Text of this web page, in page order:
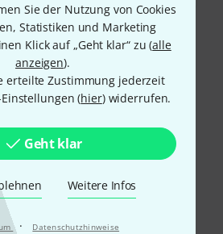
Sie der Nutzung von Cookies
Statistiken und Marketing
Klick auf „Geht klar“ zu (alle
anzeigen).
erteilte Zustimmung jederzeit
(hier) widerrufen.
Geht klar
Weitere Infos
· Datenschutzhinweise
und sicher per Nachnahme,
Pay,Klarna Sofort bezahlen
Kreditkarte.
Garantie